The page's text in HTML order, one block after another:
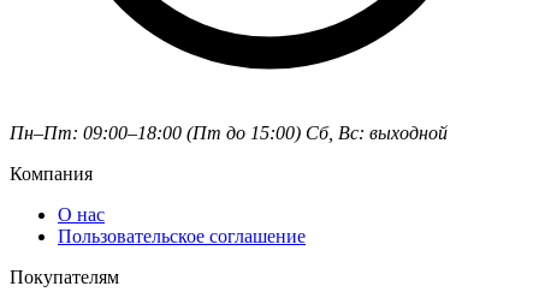
Пн–Пт: 09:00–18:00 (Пт до 15:00) Сб, Вс: выходной
Компания
О нас
Пользовательское соглашение
Покупателям